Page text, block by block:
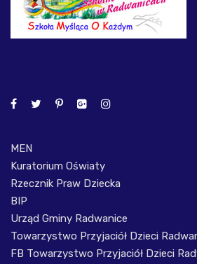
MEN
Kuratorium Oświaty
Rzecznik Praw Dziecka
BIP
Urząd Gminy Radwanice
Towarzystwo Przyjaciół Dzieci
FB Towarzystwo Przyjaciół Dzieci